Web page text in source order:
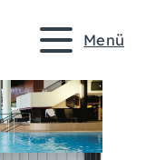
Menü